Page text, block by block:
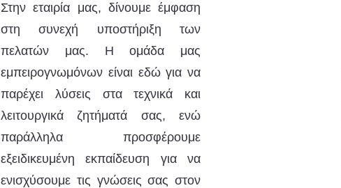
Στην εταιρία μας, δίνουμε έμφαση
στη συνεχή υποστήριξη των
πελατών μας. Η ομάδα μας
εμπειρογνωμόνων είναι εδώ για να
παρέχει λύσεις στα τεχνικά και
λειτουργικά ζητήματά σας, ενώ
παράλληλα προσφέρουμε
εξειδικευμένη εκπαίδευση για να
ενισχύσουμε τις γνώσεις σας στον